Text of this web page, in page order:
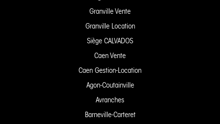
Granville Vente
Granville Location
Siège CALVADOS
Caen Vente
Caen Gestion-Location
Agon-Coutainville
Avranches
Barneville-Carteret